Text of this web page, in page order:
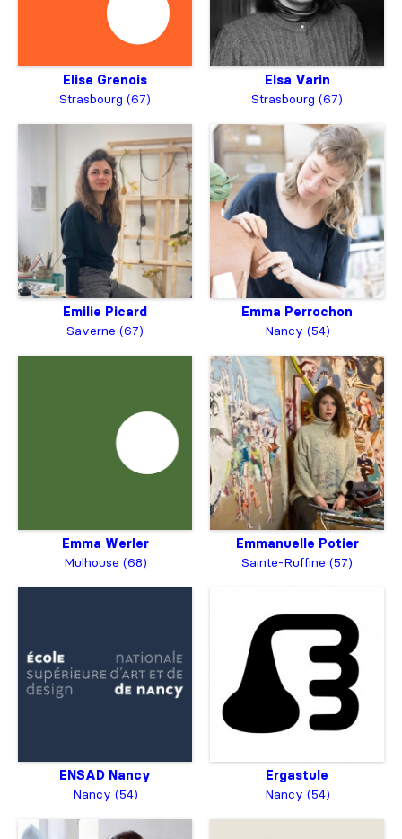
Elise Grenois
Strasbourg (67)
Elsa Varin
Strasbourg (67)
Emilie Picard
Saverne (67)
Emma Perrochon
Nancy (54)
Emma Werler
Mulhouse (68)
Emmanuelle Potier
Sainte-Ruffine (57)
ENSAD Nancy
Nancy (54)
Ergastule
Nancy (54)